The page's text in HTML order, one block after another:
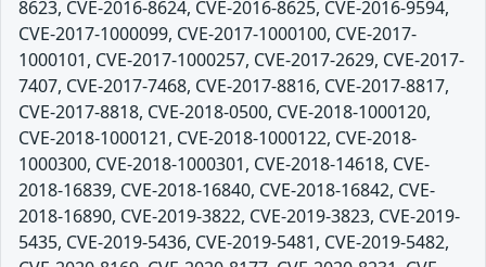
8623, CVE-2016-8624, CVE-2016-8625, CVE-2016-9594,
CVE-2017-1000099, CVE-2017-1000100, CVE-2017-
1000101, CVE-2017-1000257, CVE-2017-2629, CVE-2017-
7407, CVE-2017-7468, CVE-2017-8816, CVE-2017-8817,
CVE-2017-8818, CVE-2018-0500, CVE-2018-1000120,
CVE-2018-1000121, CVE-2018-1000122, CVE-2018-
1000300, CVE-2018-1000301, CVE-2018-14618, CVE-
2018-16839, CVE-2018-16840, CVE-2018-16842, CVE-
2018-16890, CVE-2019-3822, CVE-2019-3823, CVE-2019-
5435, CVE-2019-5436, CVE-2019-5481, CVE-2019-5482,